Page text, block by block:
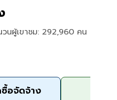
วนผู้เขาชม: 292,960 คน
อจัดจ้าง